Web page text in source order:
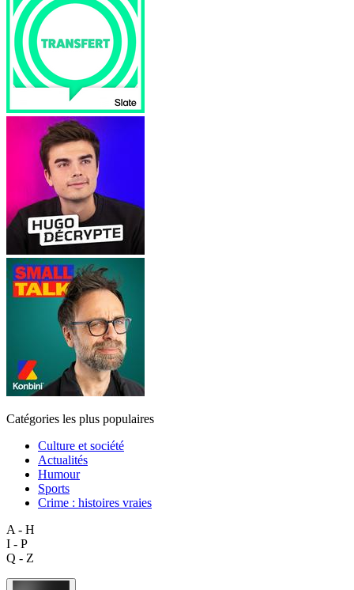
Catégories les plus populaires
Culture et société
Actualités
Humour
Sports
Crime : histoires vraies
A - H
I - P
Q - Z